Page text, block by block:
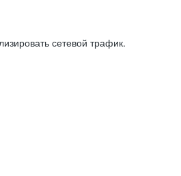
сетевой трафик.